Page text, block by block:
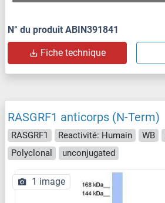
N° du produit ABIN391841
Fiche technique
RASGRF1 anticorps (N-Term)
RASGRF1 Reactivité: Humain WB
Polyclonal
unconjugated
1 image